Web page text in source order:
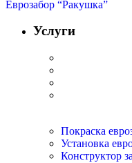
Еврозабор “Ракушка”
Услуги
Покраска
Установка
Конструктор